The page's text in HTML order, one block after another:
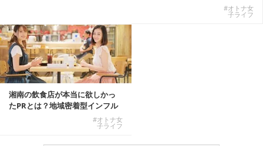
#オトナ女
子ライフ
湘南の飲食店が本当に欲しかっ
たPRとは？地域密着型インフル
#オトナ女
子ライフ